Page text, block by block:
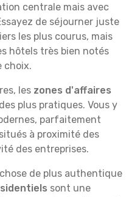
centrale mais avec
de séjourner juste
les plus courus, mais
hôtels très bien notés
choix.
les zones d'affaires
plus pratiques. Vous y
parfaitement
à proximité des
des entreprises.
de plus authentique
sont une